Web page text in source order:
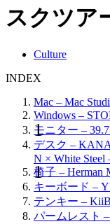
スクツア
Culture
INDEX
Mac – Mac
Windows –
モニター –
デスク –
N × White Steel
椅子 – Herman
キーボード –
テンキー –
パームレスト